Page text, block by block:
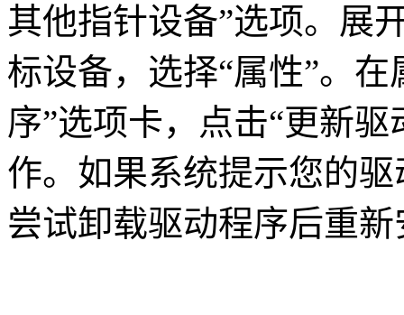
其他指针设备”选项。展
标设备，选择“属性”。
序”选项卡，点击“更新
作。如果系统提示您的
尝试卸载驱动程序后重新